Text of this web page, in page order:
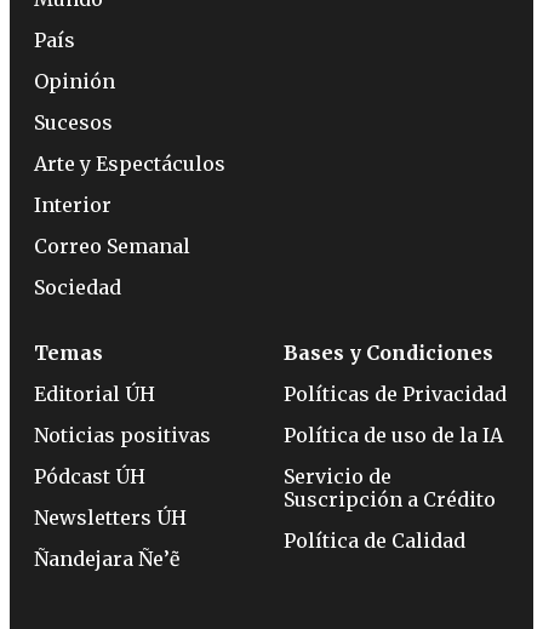
País
Opinión
Sucesos
Arte y Espectáculos
Interior
Correo Semanal
Sociedad
Temas
Editorial ÚH
Noticias positivas
Pódcast ÚH
Newsletters ÚH
Ñandejara Ñe’ẽ
Bases y Condiciones
Políticas de Privacidad
Política de uso de la IA
Servicio de
Suscripción a Crédito
Política de Calidad